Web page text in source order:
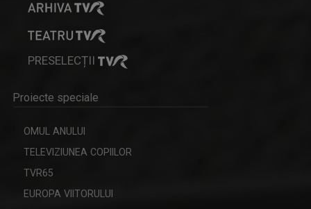
PRESELECȚII
Proiecte speciale
OMUL ANULUI
TELEVIZIUNEA COPIILOR
TVR65
EUROPA VIITORULUI